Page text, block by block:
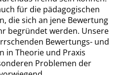
für die pädagogischen
die sich an jene Bewertung
begründet werden. Unsere
den Bewertungs- und
in Theorie und Praxis
Problemen der